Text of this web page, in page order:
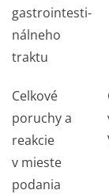
gastrointesti­
nálneho
traktu
Celkové
poruchy a
reakcie
v mieste
podania